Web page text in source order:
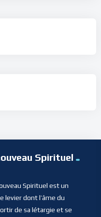
Spirituel
Spirituel est un
levier dont l’âme du
de sa létargie et se